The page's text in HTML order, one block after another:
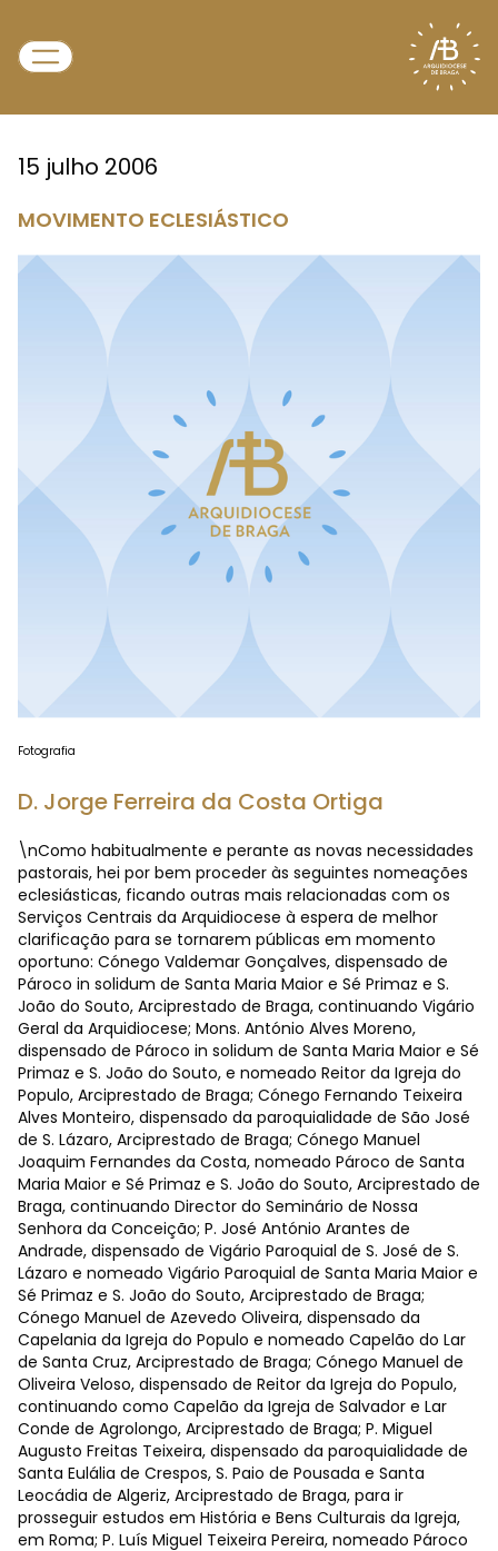
15 julho 2006
MOVIMENTO ECLESIÁSTICO
Fotografia
D. Jorge Ferreira da Costa Ortiga
\nComo habitualmente e perante as novas necessidades
pastorais, hei por bem proceder às seguintes nomeações
eclesiásticas, ficando outras mais relacionadas com os
Serviços Centrais da Arquidiocese à espera de melhor
clarificação para se tornarem públicas em momento
oportuno: Cónego Valdemar Gonçalves, dispensado de
Pároco in solidum de Santa Maria Maior e Sé Primaz e S.
João do Souto, Arciprestado de Braga, continuando Vigário
Geral da Arquidiocese; Mons. António Alves Moreno,
dispensado de Pároco in solidum de Santa Maria Maior e Sé
Primaz e S. João do Souto, e nomeado Reitor da Igreja do
Populo, Arciprestado de Braga; Cónego Fernando Teixeira
Alves Monteiro, dispensado da paroquialidade de São José
de S. Lázaro, Arciprestado de Braga; Cónego Manuel
Joaquim Fernandes da Costa, nomeado Pároco de Santa
Maria Maior e Sé Primaz e S. João do Souto, Arciprestado de
Braga, continuando Director do Seminário de Nossa
Senhora da Conceição; P. José António Arantes de
Andrade, dispensado de Vigário Paroquial de S. José de S.
Lázaro e nomeado Vigário Paroquial de Santa Maria Maior e
Sé Primaz e S. João do Souto, Arciprestado de Braga;
Cónego Manuel de Azevedo Oliveira, dispensado da
Capelania da Igreja do Populo e nomeado Capelão do Lar
de Santa Cruz, Arciprestado de Braga; Cónego Manuel de
Oliveira Veloso, dispensado de Reitor da Igreja do Populo,
continuando como Capelão da Igreja de Salvador e Lar
Conde de Agrolongo, Arciprestado de Braga; P. Miguel
Augusto Freitas Teixeira, dispensado da paroquialidade de
Santa Eulália de Crespos, S. Paio de Pousada e Santa
Leocádia de Algeriz, Arciprestado de Braga, para ir
prosseguir estudos em História e Bens Culturais da Igreja,
em Roma; P. Luís Miguel Teixeira Pereira, nomeado Pároco